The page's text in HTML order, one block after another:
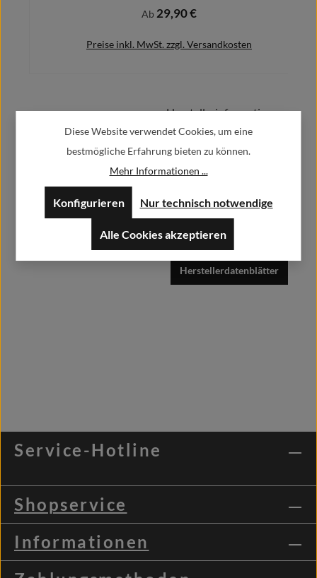
Regulärer Preis:
Ab 29,90 €
Preise inkl. MwSt. zzgl. Versandkosten
Details
Herstellerinformationen:
Alfa GmbH / Alfashirt
Weisweilerstr.20-22
Herstellerdatenblätter
Service-Hotline
Shopservice
Informationen
Diese Website verwendet Cookies, um eine
bestmögliche Erfahrung bieten zu können.
Mehr Informationen ...
Nur technisch notwendige
Konfigurieren
Alle Cookies akzeptieren